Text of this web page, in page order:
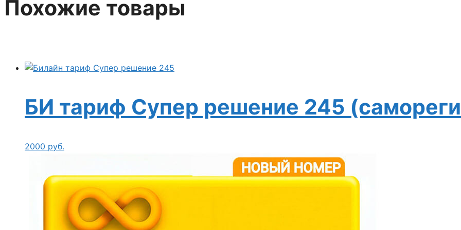
Похожие товары
БИ тариф Супер решение 245
2000 руб.